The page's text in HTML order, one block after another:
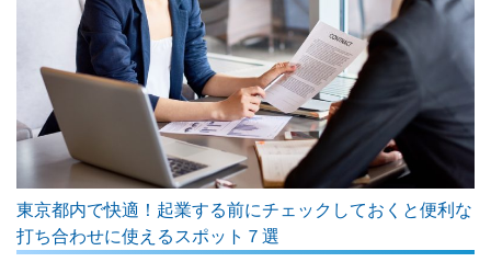
東京都内で快適！起業する前にチェックしておくと便利な
打ち合わせに使えるスポット７選